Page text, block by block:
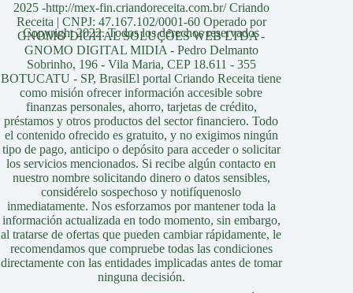
Copyright 2022. Todos los derechos reservados
2025 -http://mex-fin.criandoreceita.com.br/ Criando
Receita | CNPJ: 47.167.102/0001-60 Operado por
GNOMO DIGITAL SOLUÇÕES WEB LTDA -
GNOMO DIGITAL MIDIA - Pedro Delmanto
Sobrinho, 196 - Vila Maria, CEP 18.611 - 355
BOTUCATU - SP, BrasilEl portal Criando Receita tiene
como misión ofrecer información accesible sobre
finanzas personales, ahorro, tarjetas de crédito,
préstamos y otros productos del sector financiero. Todo
el contenido ofrecido es gratuito, y no exigimos ningún
tipo de pago, anticipo o depósito para acceder o solicitar
los servicios mencionados. Si recibe algún contacto en
nuestro nombre solicitando dinero o datos sensibles,
considérelo sospechoso y notifíquenoslo
inmediatamente. Nos esforzamos por mantener toda la
información actualizada en todo momento, sin embargo,
al tratarse de ofertas que pueden cambiar rápidamente, le
recomendamos que compruebe todas las condiciones
directamente con las entidades implicadas antes de tomar
ninguna decisión.